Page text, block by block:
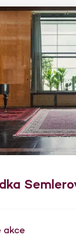
akce